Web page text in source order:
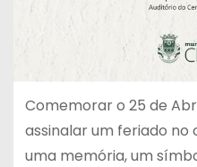
Comemorar o 25 de
assinalar um feriado no
uma memória, um